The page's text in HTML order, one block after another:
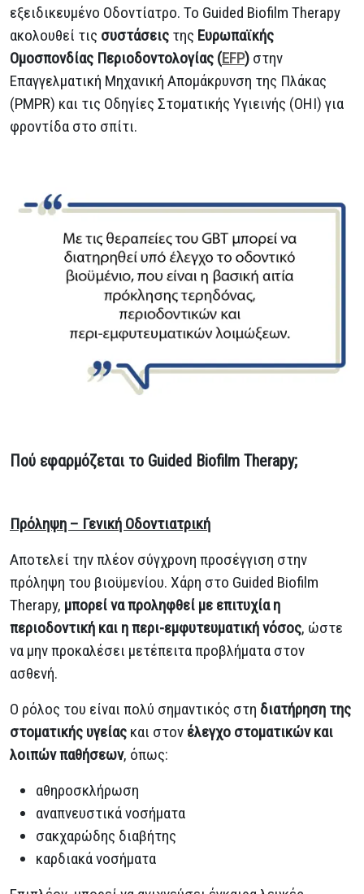
εξειδικευμένο Οδοντίατρο. Το Guided Biofilm Therapy
ακολουθεί τις συστάσεις της Ευρωπαϊκής
Ομοσπονδίας Περιοδοντολογίας (EFP) στην
Επαγγελματική Μηχανική Απομάκρυνση της Πλάκας
(PMPR) και τις Οδηγίες Στοματικής Υγιεινής (OHI) για
φροντίδα στο σπίτι.
Πού εφαρμόζεται το Guided Biofilm Therapy;
Πρόληψη – Γενική Οδοντιατρική
Αποτελεί την πλέον σύγχρονη προσέγγιση στην
πρόληψη του βιοϋμενίου. Χάρη στο Guided Biofilm
Therapy, μπορεί να προληφθεί με επιτυχία η
περιοδοντική και η περι-εμφυτευματική νόσος, ώστε
να μην προκαλέσει μετέπειτα προβλήματα στον
ασθενή.
Ο ρόλος του είναι πολύ σημαντικός στη διατήρηση της
στοματικής υγείας και στον έλεγχο στοματικών και
λοιπών παθήσεων, όπως:
αθηροσκλήρωση
αναπνευστικά νοσήματα
σακχαρώδης διαβήτης
καρδιακά νοσήματα